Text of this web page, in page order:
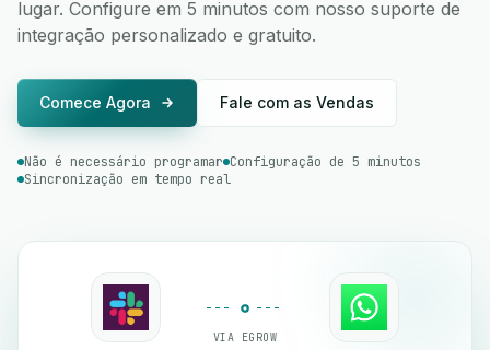
lugar. Configure em 5 minutos com nosso suporte de
integração personalizado e gratuito.
Comece Agora Fale com as Vendas
Não é necessário programar Configuração de 5 minutos
Sincronização em tempo real
VIA EGROW